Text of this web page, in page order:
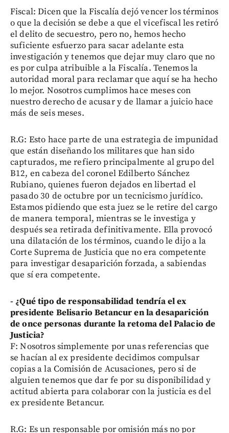
Fiscal: Dicen que la Fiscalía dejó vencer los términos
o que la decisión se debe a que el vicefiscal les retiró
el delito de secuestro, pero no, hemos hecho
suficiente esfuerzo para sacar adelante esta
investigación y tenemos que dejar muy claro que no
es por culpa atribuible a la Fiscalía. Tenemos la
autoridad moral para reclamar que aquí se ha hecho
lo mejor. Nosotros cumplimos hace meses con
nuestro derecho de acusar y de llamar a juicio hace
más de seis meses.
R.G: Esto hace parte de una estrategia de impunidad
que están diseñando los militares que han sido
capturados, me refiero principalmente al grupo del
B12, en cabeza del coronel Edilberto Sánchez
Rubiano, quienes fueron dejados en libertad el
pasado 30 de octubre por un tecnicismo jurídico.
Estamos pidiendo que esta juez se le retire del cargo
de manera temporal, mientras se le investiga y
después sea retirada definitivamente. Ella provocó
una dilatación de los términos, cuando le dijo a la
Corte Suprema de Justicia que no era competente
para investigar desaparición forzada, a sabiendas
que sí era competente.
- ¿Qué tipo de responsabilidad tendría el ex
presidente Belisario Betancur en la desaparición
de once personas durante la retoma del Palacio de
Justicia?
F: Nosotros simplemente por unas referencias que
se hacían al ex presidente decidimos compulsar
copias a la Comisión de Acusaciones, pero si de
alguien tenemos que dar fe por su disponibilidad y
actitud abierta para colaborar con la justicia es del
ex presidente Betancur.
R.G: Es un responsable por omisión más no por